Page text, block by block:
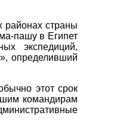
районах страны
пашу в Египет
экспедиций,
определивший
этот срок
командирам